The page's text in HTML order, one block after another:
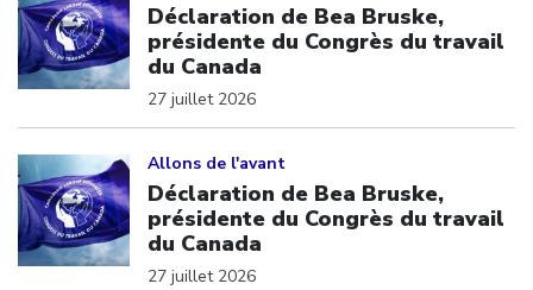
Déclaration de Bea Bruske,
présidente du Congrès du travail
du Canada
27 juillet 2026
Allons de l'avant
Déclaration de Bea Bruske,
présidente du Congrès du travail
du Canada
27 juillet 2026